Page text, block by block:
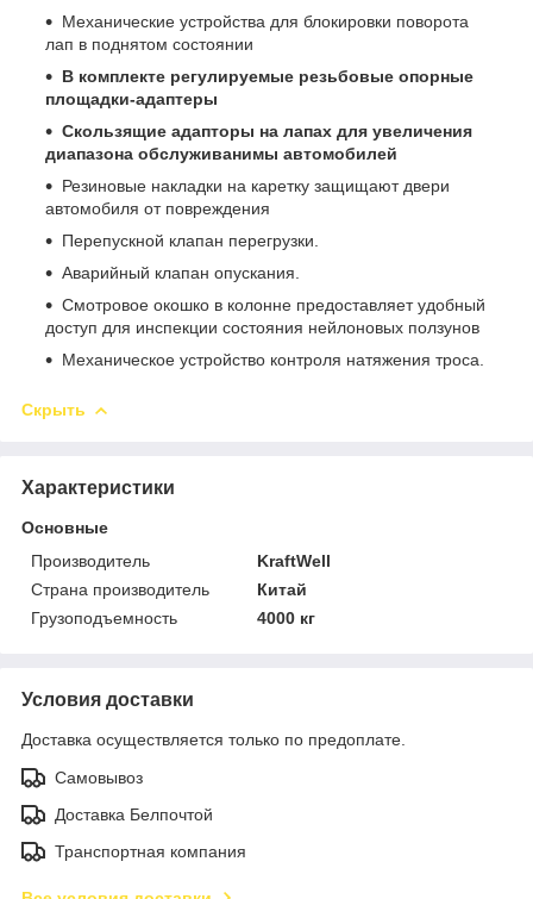
Механические устройства для блокировки поворота
лап в поднятом состоянии
В комплекте регулируемые резьбовые опорные
площадки-адаптеры
Скользящие адапторы на лапах для увеличения
диапазона обслуживанимы автомобилей
Резиновые накладки на каретку защищают двери
автомобиля от повреждения
Перепускной клапан перегрузки.
Аварийный клапан опускания.
Смотровое окошко в колонне предоставляет удобный
доступ для инспекции состояния нейлоновых ползунов
Механическое устройство контроля натяжения троса.
Скрыть
Характеристики
Основные
Производитель
KraftWell
Страна производитель
Китай
Грузоподъемность
4000 кг
Условия доставки
Доставка осуществляется только по предоплате.
Самовывоз
Доставка Белпочтой
Транспортная компания